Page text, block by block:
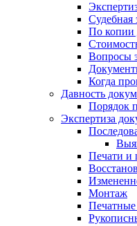
Судебная
По копии
Вопросы
Когда
Давность
Порядок
Экспертиза
Печати и
Монтаж
Печатные